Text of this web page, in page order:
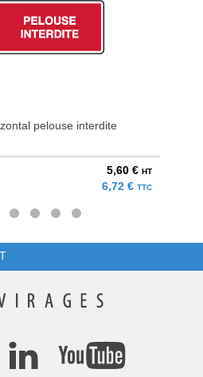
pelouse interdite
5,60 € HT
6,72 € TTC